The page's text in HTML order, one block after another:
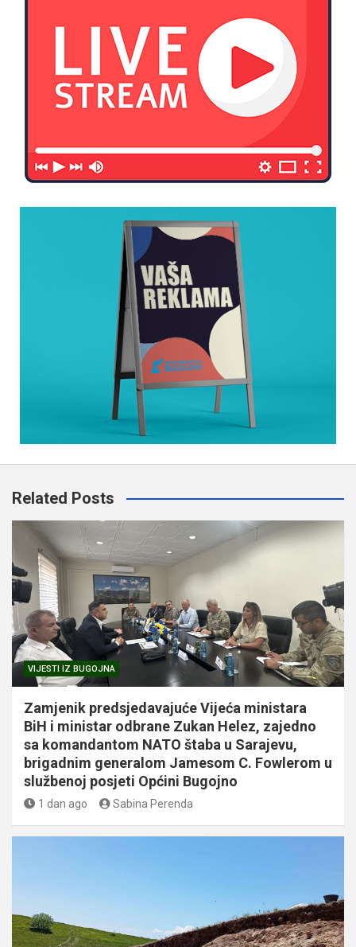
Related Posts
VIJESTI IZ BUGOJNA
Zamjenik predsjedavajuće Vijeća ministara
BiH i ministar odbrane Zukan Helez, zajedno
sa komandantom NATO štaba u Sarajevu,
brigadnim generalom Jamesom C. Fowlerom u
službenoj posjeti Općini Bugojno
1 dan ago Sabina Perenda